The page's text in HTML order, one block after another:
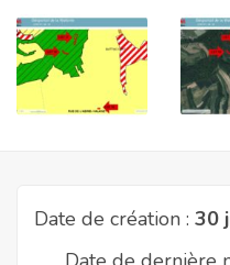
Date de création : 30